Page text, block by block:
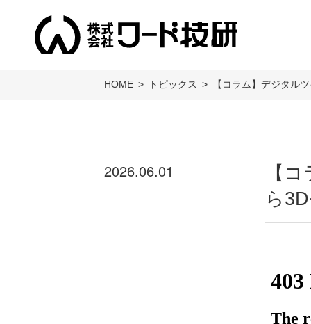
HOME トピックス 【コラム】デジタル
2026.06.01
【
ら